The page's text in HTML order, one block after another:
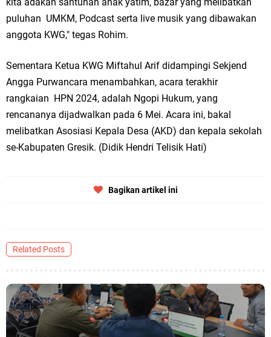
puluhan UMKM, Podcast serta live musik yang dibawakan
anggota KWG," tegas Rohim.
Sementara Ketua KWG Miftahul Arif didampingi Sekjend
Angga Purwancara menambahkan, acara terakhir
rangkaian HPN 2024, adalah Ngopi Hukum, yang
rencananya dijadwalkan pada 6 Mei. Acara ini, bakal
melibatkan Asosiasi Kepala Desa (AKD) dan kepala sekolah
se-Kabupaten Gresik. (Didik Hendri Telisik Hati)
Bagikan artikel ini
Related Posts